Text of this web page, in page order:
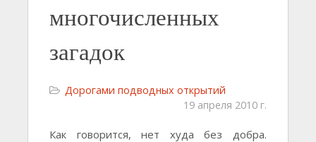
многочисленных
загадок
Дорогами подводных открытий
19 апреля 2010 г.
Как говорится, нет худа без добра.